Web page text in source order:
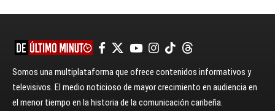
Somos una multiplataforma que ofrece contenidos informativos y
televisivos. El medio noticioso de mayor crecimiento en audiencia en
el menor tiempo en la historia de la comunicación caribeña.